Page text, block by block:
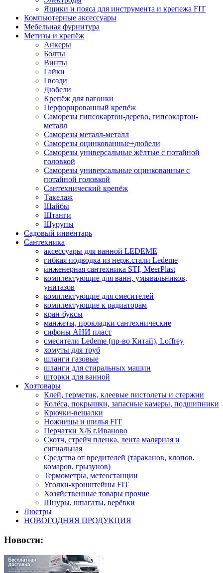
Ящики и пояса для инструмента и крепежа FIT
Компьютерные аксессуары
Мебельная фурнитура
Метизы и крепёж
Анкеры
Болты
Винты
Гайки
Гвозди
Дюбели
Крепёж для вагонки
Перфорированный крепёж
Саморезы гипсокартон-дерево, гипсокартон-
металл
Саморезы металл-металл
Саморезы оцинкованные+дюбели
Саморезы универсальные жёлтые с потайной
головкой
Саморезы универсальные оцинкованные с
потайной головкой
Сантехнический крепёж
Такелаж
Шайбы
Штанги
Шурупы
Садовый инвентарь
Сантехника
аксессуары для ванной LEDEME
гибкая подводка из нерж.стали Ledeme
инженерная сантехника STI, MeerPlast
комплектующие для ванн, умывальников,
унитазов
комплектующие для смесителей
комплектующие к радиаторам
кран-буксы
манжеты, прокладки сантехнические
сифоны АНИ пласт
смесители Ledeme (пр-во Китай), Loffrey
хомуты для труб
шланги газовые
шланги для стиральных машин
шторки для ванной
Хозтовары
Клей, герметик, клеевые пистолеты и стержни
Колёса, покрышки, запасные камеры, подшипники
Крючки-вешалки
Ножницы и шилья FIT
Перчатки Х/Б г.Иваново
Скотч, стрейч пленка, лента малярная и
сигнальная
Средства от вредителей (тараканов, клопов,
комаров, грызунов)
Термометры, метеостанции
Уголки-кронштейны FIT
Хозяйственные товары прочие
Шнуры, шпагаты, верёвки
Люстры
НОВОГОДНЯЯ ПРОДУКЦИЯ
Новости: